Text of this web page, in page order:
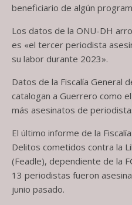
beneficiario de algún
Los datos de la ONU-DH
es «el tercer periodista
su labor durante 2023».
Datos de la Fiscalía General
catalogan a Guerrero como
más asesinatos de
El último informe de la
Delitos cometidos contra la
(Feadle), dependiente de la
13 periodistas fueron
junio pasado.